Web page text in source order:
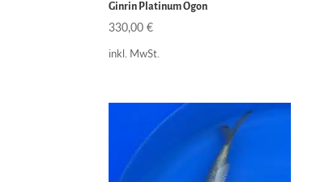
Ginrin Platinum Ogon
330,00€
inkl. MwSt.